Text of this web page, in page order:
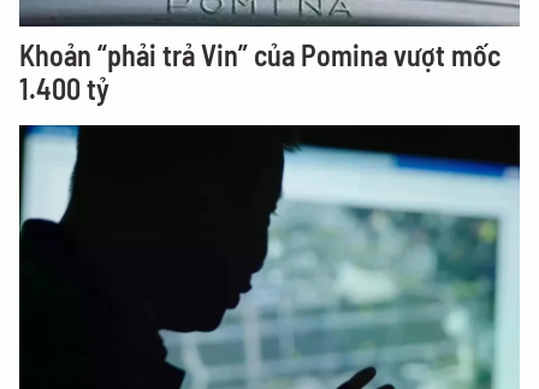
Khoản “phải trả Vin” của Pomina vượt mốc
1.400 tỷ